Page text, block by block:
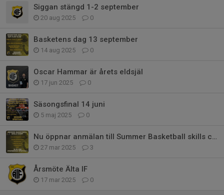
Siggan stängd 1-2 september
20 aug 2025 0
Basketens dag 13 september
14 aug 2025 0
Oscar Hammar är årets eldsjäl
17 jun 2025 0
Säsongsfinal 14 juni
5 maj 2025 0
Nu öppnar anmälan till Summer Basketball skills camp
27 mar 2025 3
Årsmöte Älta IF
17 mar 2025 0